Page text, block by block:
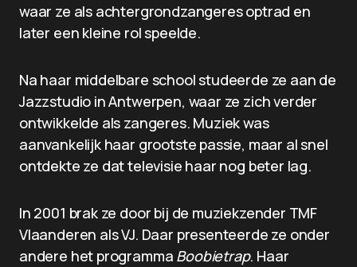
waar ze als achtergrondzangeres optrad en
later een kleine rol speelde.
Na haar middelbare school studeerde ze aan de
Jazzstudio in Antwerpen, waar ze zich verder
ontwikkelde als zangeres. Muziek was
aanvankelijk haar grootste passie, maar al snel
ontdekte ze dat televisie haar nog beter lag.
In 2001 brak ze door bij de muziekzender TMF
Vlaanderen als VJ. Daar presenteerde ze onder
andere het programma Boobietrap. Haar